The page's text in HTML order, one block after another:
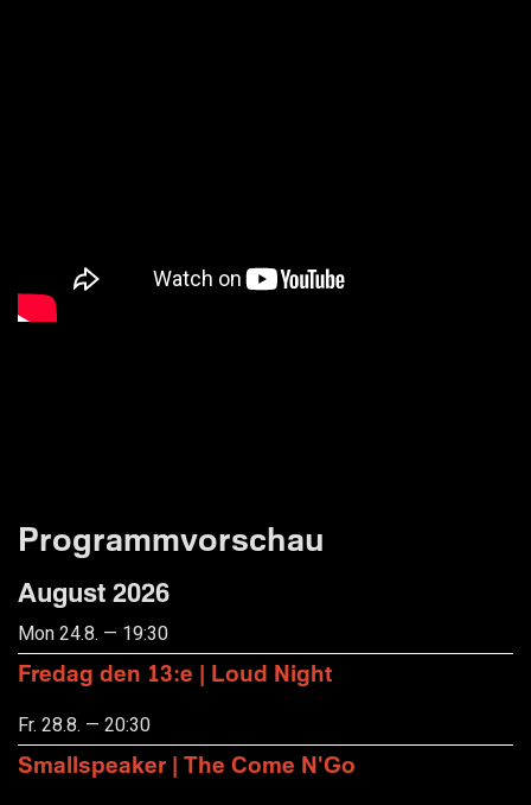
Programmvorschau
August 2026
Mon 24.8. — 19:30
Fredag den 13:e | Loud Night
Fr. 28.8. — 20:30
Smallspeaker | The Come N'Go